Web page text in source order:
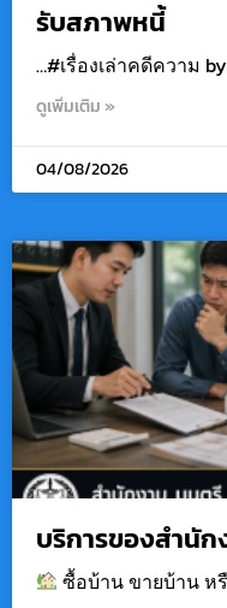
รับสภาพหนี้
…#เรื่องเล่าคดีความ
ดูเพิ่มเติม »
04/08/2026
บริการของสำนัก
ซื้อบ้าน ขายบ้าน ห